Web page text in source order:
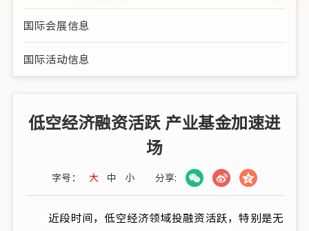
国际会展信息
国际活动信息
低空经济融资活跃 产业基金加速进
场
字号： 大 中 小 分享:
近段时间，低空经济领域投融资活跃，特别是无